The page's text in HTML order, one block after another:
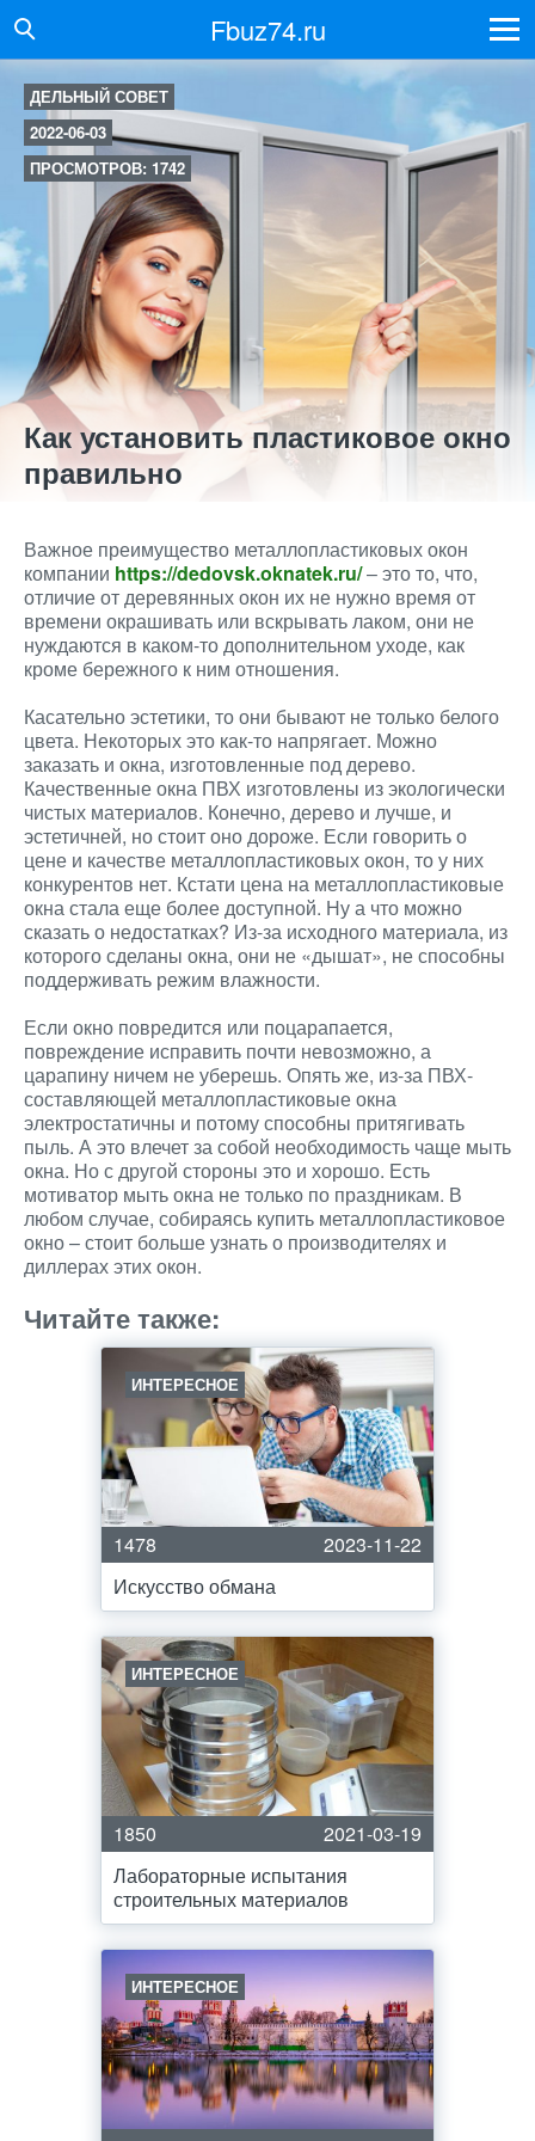
Fbuz74.ru
ДЕЛЬНЫЙ СОВЕТ
2022-06-03
ПРОСМОТРОВ: 1742
Как установить пластиковое окно
правильно
Важное преимущество металлопластиковых окон
компании https://dedovsk.oknatek.ru/– это то, что,
отличие от деревянных окон их не нужно время от
времени окрашивать или вскрывать лаком, они не
нуждаются в каком-то дополнительном уходе, как
кроме бережного к ним отношения.
Касательно эстетики, то они бывают не только белого
цвета. Некоторых это как-то напрягает. Можно
заказать и окна, изготовленные под дерево.
Качественные окна ПВХ изготовлены из экологически
чистых материалов. Конечно, дерево и лучше, и
эстетичней, но стоит оно дороже. Если говорить о
цене и качестве металлопластиковых окон, то у них
конкурентов нет. Кстати цена на металлопластиковые
окна стала еще более доступной. Ну а что можно
сказать о недостатках? Из-за исходного материала, из
которого сделаны окна, они не «дышат», не способны
поддерживать режим влажности.
Если окно повредится или поцарапается,
повреждение исправить почти невозможно, а
царапину ничем не уберешь. Опять же, из-за ПВХ-
составляющей металлопластиковые окна
электростатичны и потому способны притягивать
пыль. А это влечет за собой необходимость чаще мыть
окна. Но с другой стороны это и хорошо. Есть
мотиватор мыть окна не только по праздникам. В
любом случае, собираясь купить металлопластиковое
окно – стоит больше узнать о производителях и
диллерах этих окон.
Читайте также:
ИНТЕРЕСНОЕ
1478
2023-11-22
Искусство обмана
ИНТЕРЕСНОЕ
1850
2021-03-19
Лабораторные испытания
строительных материалов
ИНТЕРЕСНОЕ